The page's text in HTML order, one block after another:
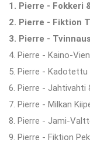
1. Pierre - Fokkeri
2. Pierre - Fiktion
3. Pierre -
4. Pierre - Kaino-
5. Pierre -
6. Pierre - Jahtivahti
7. Pierre - Milkan
8. Pierre - Jami-
9. Pierre - Fiktion